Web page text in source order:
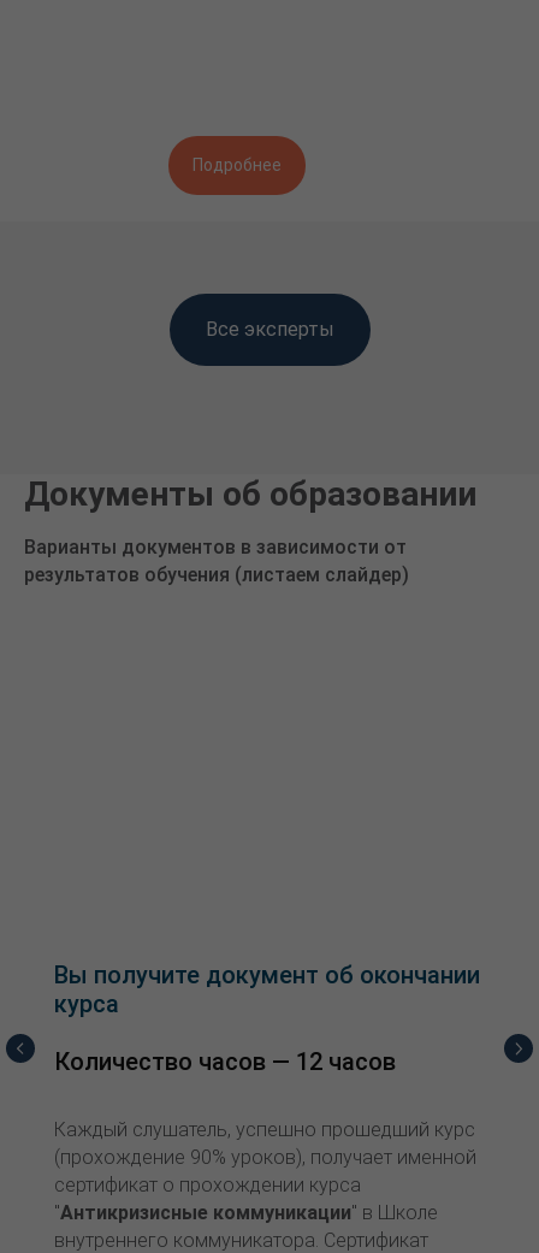
Подробнее
Все эксперты
Документы об образовании
Варианты документов в зависимости от
результатов обучения (листаем слайдер)
Вы получите документ об окончании
курса
Количество часов — 12 часов
Каждый слушатель, успешно прошедший курс
(прохождение 90% уроков), получает именной
сертификат о прохождении курса
"Антикризисные коммуникации" в Школе
внутреннего коммуникатора. Сертификат